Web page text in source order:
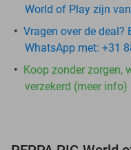
World of Play zijn
Vragen over de deal?
WhatsApp met: +31
Koop zonder zorgen,
verzekerd (meer info)